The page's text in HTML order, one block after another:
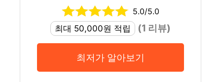
5.0/5.0
최대 50,000원 적립
(1 리뷰)
최저가 알아보기